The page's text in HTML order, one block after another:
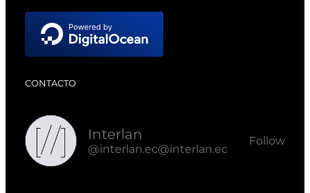
CONTACTO
Interlan
@interlan.ec@interlan.ec
Follow